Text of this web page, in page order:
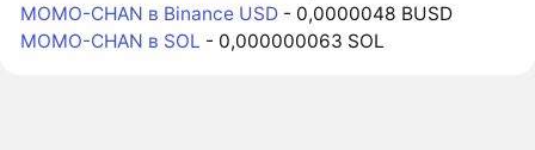
MOMO-CHAN в Binance USD - 0,0000048 BUSD
MOMO-CHAN в SOL - 0,000000063 SOL